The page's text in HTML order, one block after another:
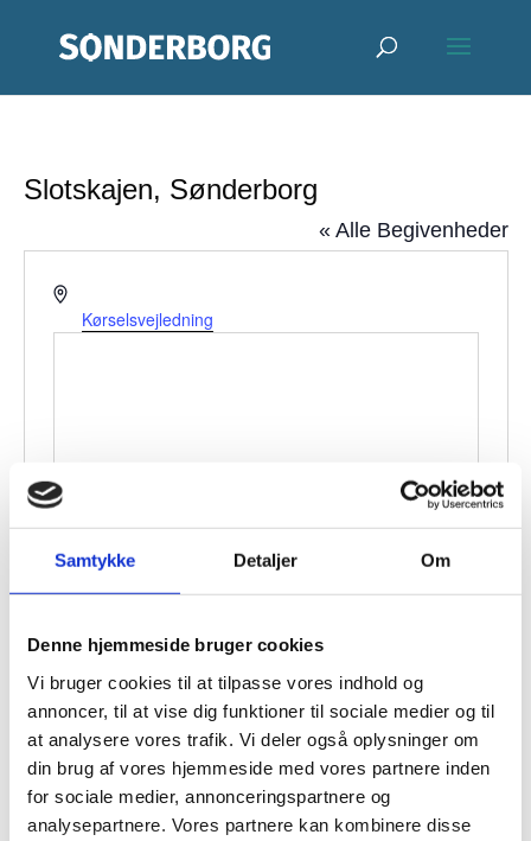
Samtykke Detaljer Om
Denne hjemmeside bruger cookies
Vi bruger cookies til at tilpasse vores indhold og
annoncer, til at vise dig funktioner til sociale medier og til
at analysere vores trafik. Vi deler også oplysninger om
din brug af vores hjemmeside med vores partnere inden
for sociale medier, annonceringspartnere og
analysepartnere. Vores partnere kan kombinere disse
Slotskajen, Sønderborg
« Alle Begivenheder
Adresse
Kørselsvejledning
Notice Ingen resultater fundet.
Kommende
Vælg
Forrige
Begivenheder
I dag